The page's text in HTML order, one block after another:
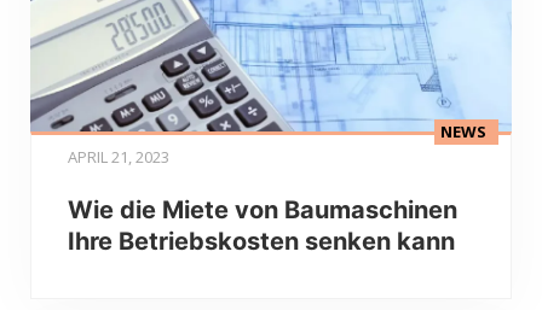
APRIL 21, 2023
NEWS
Wie die Miete von Baumaschinen
Ihre Betriebskosten senken kann